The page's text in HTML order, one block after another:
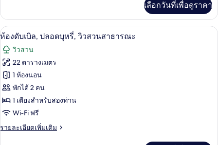
ปลอด
บุหรี่,
วิว
ภูเขา
เกี่ยว
กับ
ห้อง
ลัก
ซ์
ทวิ
น,
ปลอด
บุหรี่,
วิว
ภูเขา
เลือกวันที่เพื่อดูราคา
เปิด
ภาพถ่าย
ทั้งหมด
ของ
ห้อง
ดับเบิล,
ปลอด
บุหรี่,
ห้องดับเบิล, ปลอดบุหรี่, วิวสวนสาธารณ
6
ห้องดับเบิล, ปลอดบุหรี่, วิวสวนสาธารณะ
วิวสวน
22 ตารางเมตร
1 ห้องนอน
พักได้ 2 คน
1 เตียงสำหรับสองท่าน
Wi-Fi ฟรี
รายละเอียดเพิ่มเติม
ราย